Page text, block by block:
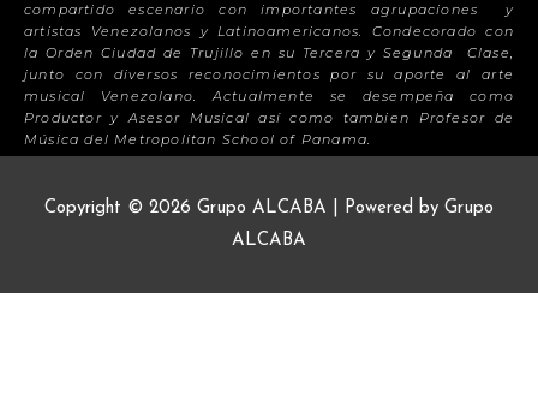
compartido escenario con importantes agrupaciones y
artistas Venezolanos y Latinoamericanos. Condecorado con
la Orden Ciudad de Trujillo en su Tercera y Segunda Clase,
junto con diversos reconocimientos por su aporte al arte
musical Venezolano. Actualmente se desempeña como
Productor y Asesor Musical así como tambien Profesor de
Música del Metropolitan School of Panama.
Copyright © 2026 Grupo ALCABA | Powered by Grupo
ALCABA